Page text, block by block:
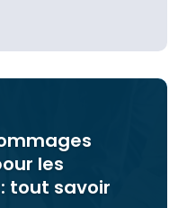
les
tout savoir